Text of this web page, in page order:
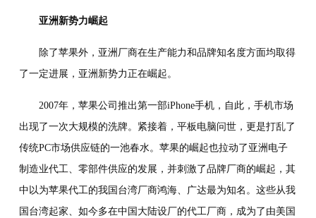
亚洲新势力崛起
除了苹果外，亚洲厂商在生产能力和品牌知名度方面均取得
了一定进展，亚洲新势力正在崛起。
2007年，苹果公司推出第一部iPhone手机，自此，手机市场
出现了一次大规模的洗牌。紧接着，平板电脑问世，更是打乱了
传统PC市场供应链的一池春水。苹果的崛起也拉动了亚洲电子
制造业代工、零部件供应的发展，并刺激了品牌厂商的崛起，其
中以为苹果代工的我国台湾厂商鸿海、广达最为知名。这些从我
国台湾起家、如今多在中国大陆设厂的代工厂商，成为了由美国